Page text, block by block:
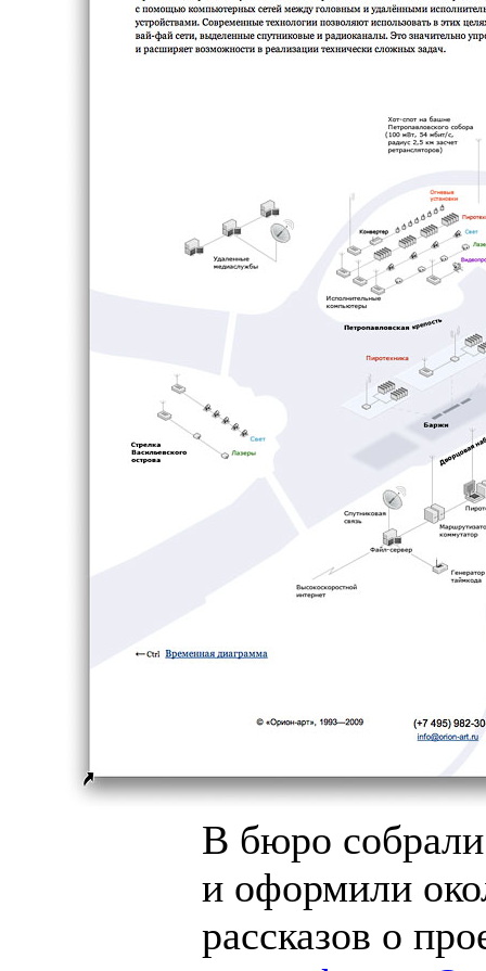
В бюро собрали
и оформили
рассказов о